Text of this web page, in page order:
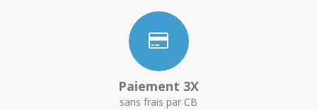
Paiement 3X
sans frais par CB